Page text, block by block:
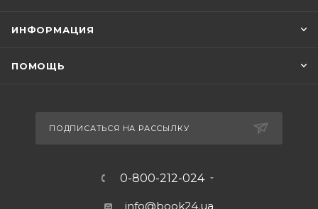
ИНФОРМАЦИЯ
ПОМОЩЬ
ПОДПИСАТЬСЯ НА РАССЫЛКУ
0-800-212-024
info@book24.ua